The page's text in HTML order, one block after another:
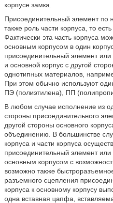
корпусе замка.
Присоединительный элемент по
также роль части корпуса, то
Фактически эта часть корпуса
основным корпусом в один
присоединительный элемент или
и основной корпус с другой
однотипных материалов,
При этом обычно используют
ПЭ (полиэтилена), ПП
В любом случае исполнение из
стороны присоединительного
другой стороны основного
объединению. В большинстве
корпуса и части корпуса
присоединительный элемент
основным корпусом с
возможно также
разъемного сцепления
корпуса к основному корпусу
одна вставная цапфа,